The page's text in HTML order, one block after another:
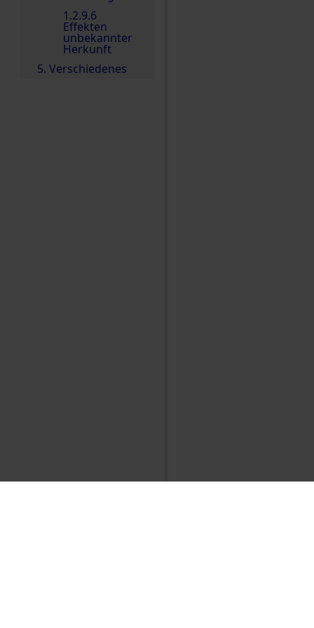
1.2.9.6
Effekten
unbekannter
Herkunft
5. Verschiedenes